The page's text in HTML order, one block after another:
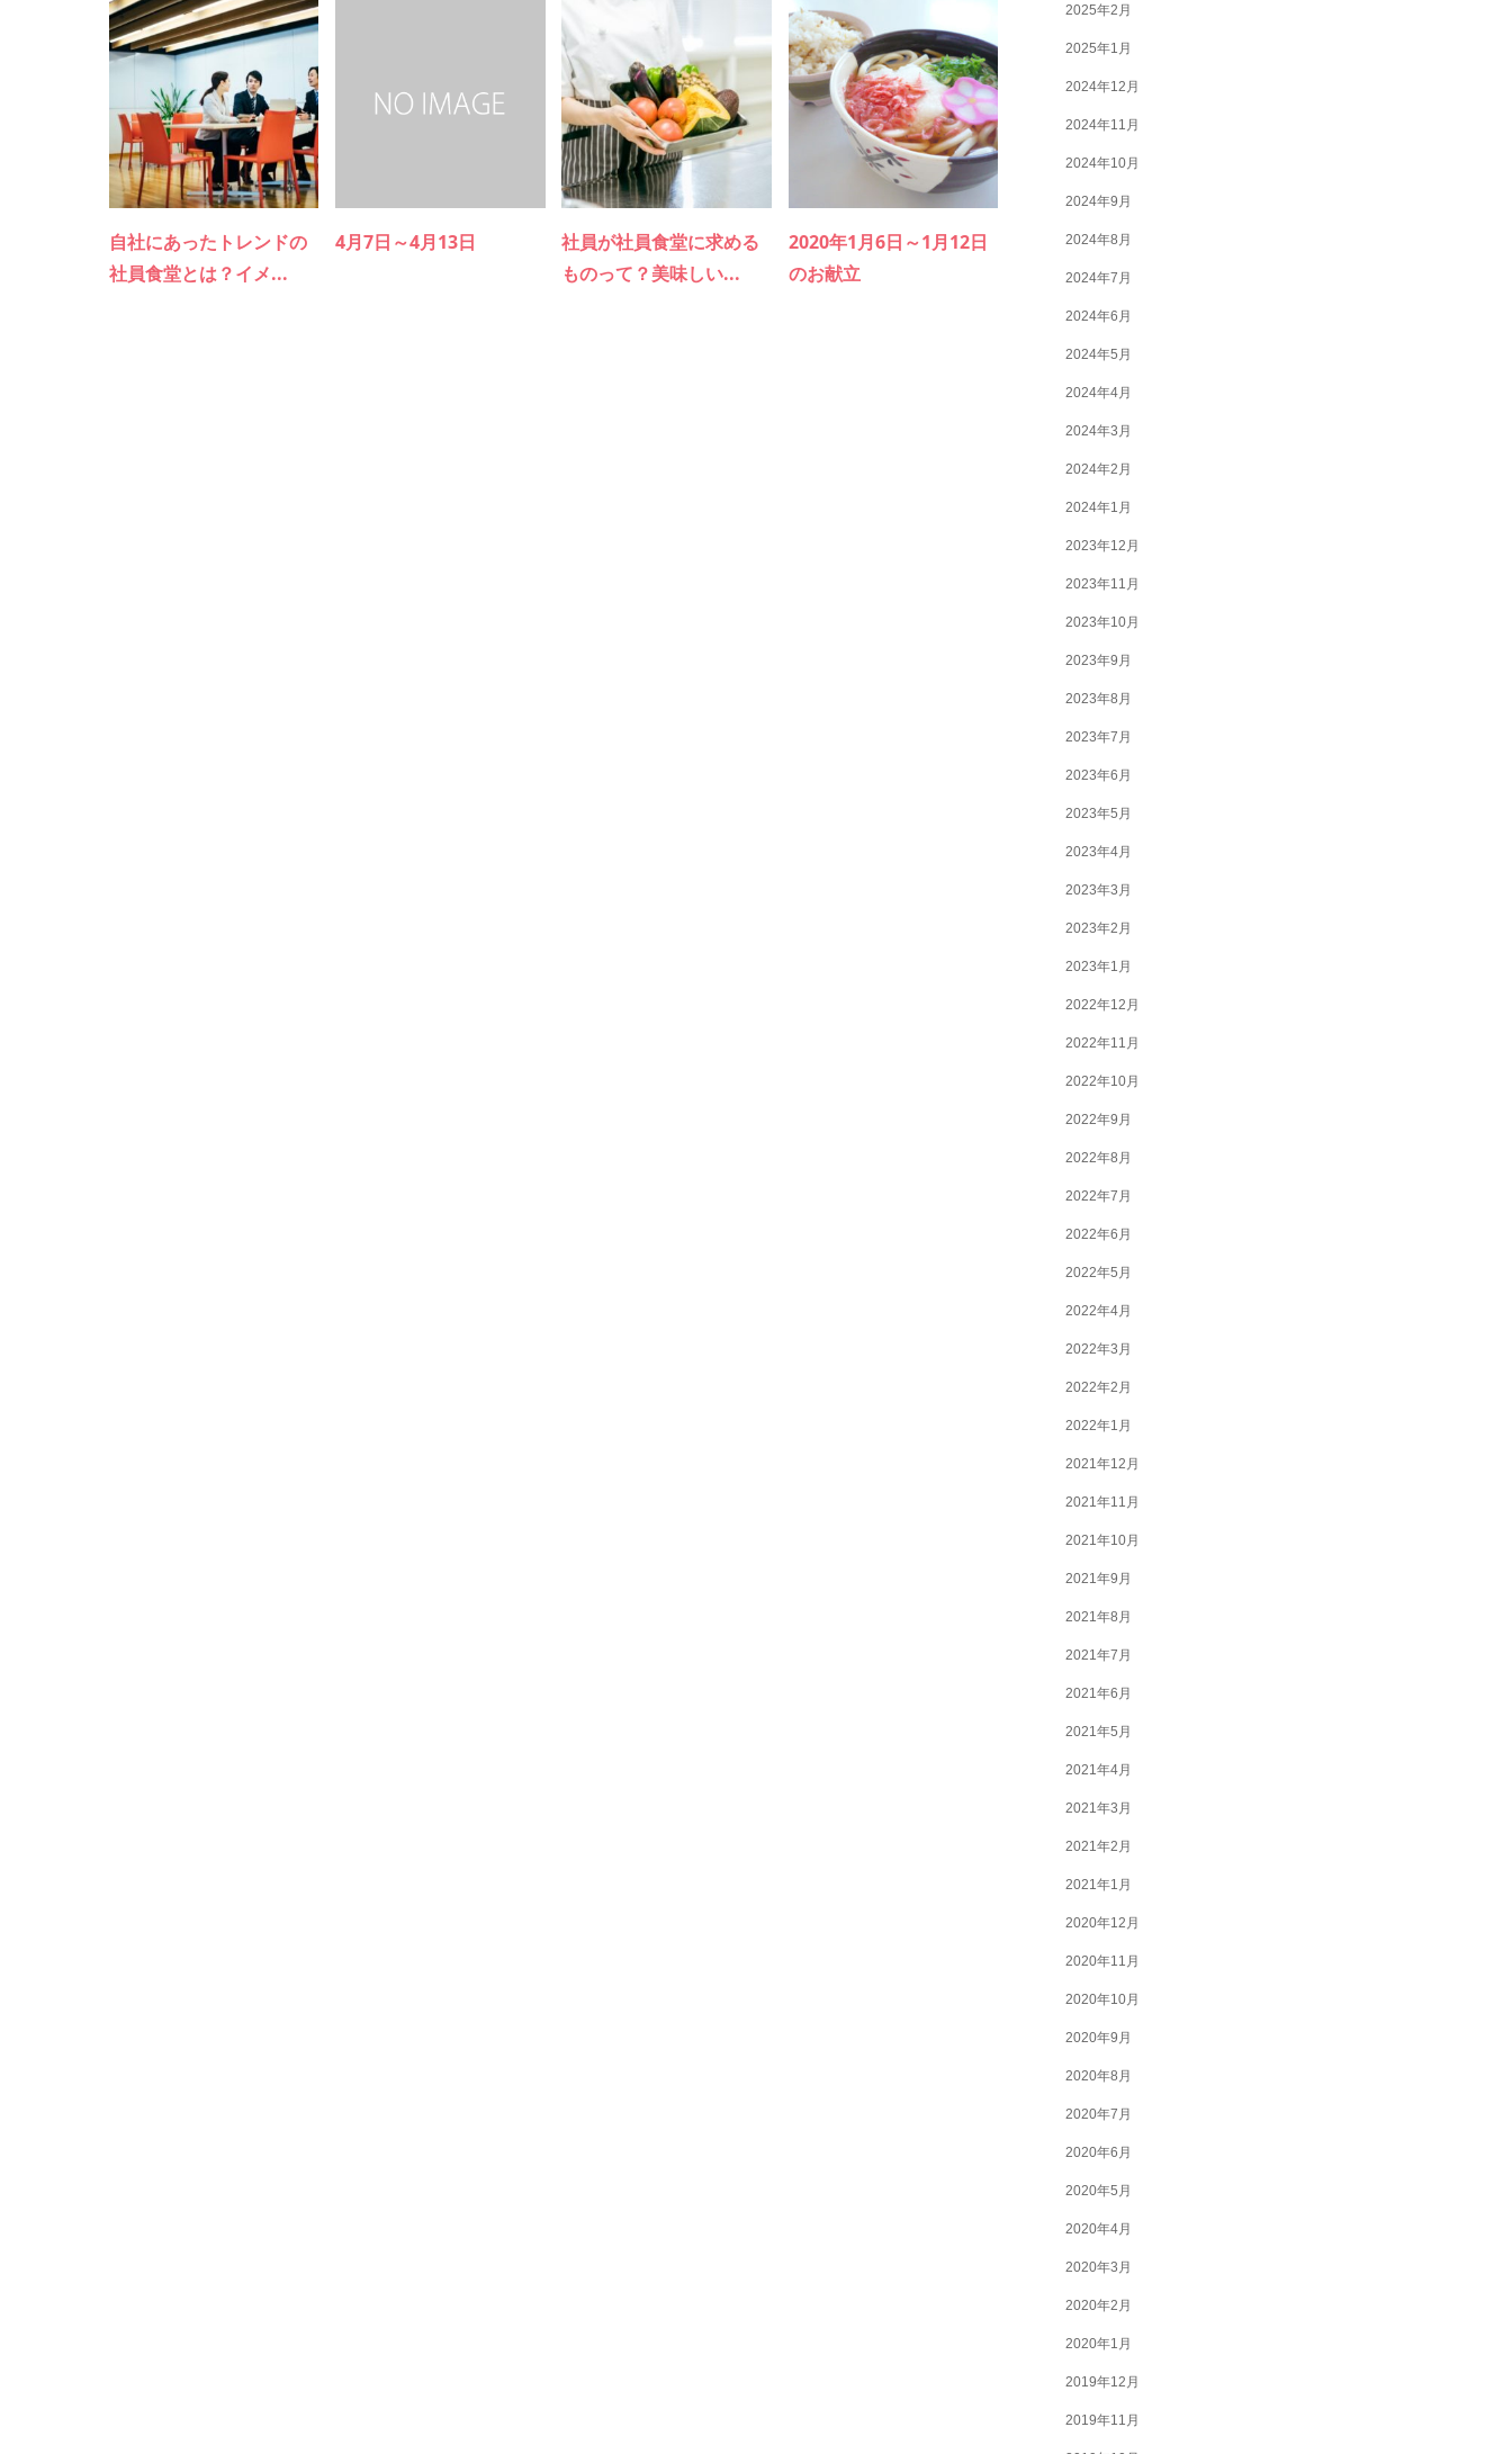
自社にあったトレンドの
社員食堂とは？イメ...
4月7日～4月13日
社員が社員食堂に求める
ものって？美味しい...
2020年1月6日～1月12日
のお献立
2025年2月
2025年1月
2024年12月
2024年11月
2024年10月
2024年9月
2024年8月
2024年7月
2024年6月
2024年5月
2024年4月
2024年3月
2024年2月
2024年1月
2023年12月
2023年11月
2023年10月
2023年9月
2023年8月
2023年7月
2023年6月
2023年5月
2023年4月
2023年3月
2023年2月
2023年1月
2022年12月
2022年11月
2022年10月
2022年9月
2022年8月
2022年7月
2022年6月
2022年5月
2022年4月
2022年3月
2022年2月
2022年1月
2021年12月
2021年11月
2021年10月
2021年9月
2021年8月
2021年7月
2021年6月
2021年5月
2021年4月
2021年3月
2021年2月
2021年1月
2020年12月
2020年11月
2020年10月
2020年9月
2020年8月
2020年7月
2020年6月
2020年5月
2020年4月
2020年3月
2020年2月
2020年1月
2019年12月
2019年11月